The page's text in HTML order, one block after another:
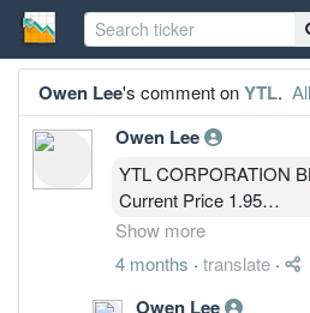
Owen Lee's comment onYTL.
Owen Lee
YTL CORPORATION
Current Price 1.95
Model Version MBOW
核心结论（直接给判断）
这是中周期反转后的第
不是弱股，也不是纯粹
Show more
4 months · translate ·
Owen Lee